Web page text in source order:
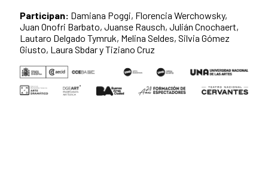
Participan: Damiana Poggi, Florencia Werchowsky,
Juan Onofri Barbato, Juanse Rausch, Julián Cnochaert,
Lautaro Delgado Tymruk, Melina Seldes, Silvia Gómez
Giusto, Laura Sbdar y Tiziano Cruz